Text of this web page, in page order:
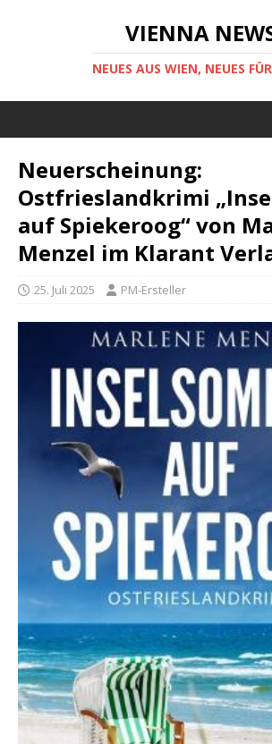
VIENNA
NEUES AUS WIEN, NEUES
Neuerscheinung:
Ostfrieslandkrimi
auf Spiekeroog“ von
Menzel im Klarant
25. Juli 2025 PM-Ersteller